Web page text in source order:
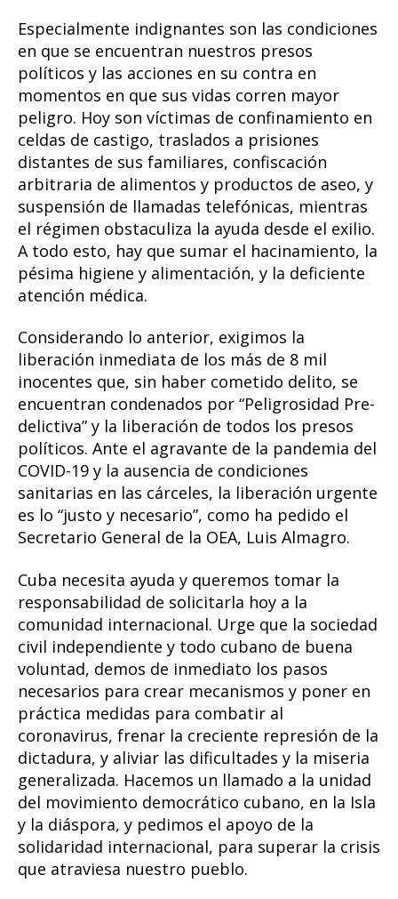
Especialmente indignantes son las condiciones
en que se encuentran nuestros presos
políticos y las acciones en su contra en
momentos en que sus vidas corren mayor
peligro. Hoy son víctimas de confinamiento en
celdas de castigo, traslados a prisiones
distantes de sus familiares, confiscación
arbitraria de alimentos y productos de aseo, y
suspensión de llamadas telefónicas, mientras
el régimen obstaculiza la ayuda desde el exilio.
A todo esto, hay que sumar el hacinamiento, la
pésima higiene y alimentación, y la deficiente
atención médica.
Considerando lo anterior, exigimos la
liberación inmediata de los más de 8 mil
inocentes que, sin haber cometido delito, se
encuentran condenados por “Peligrosidad Pre-
delictiva” y la liberación de todos los presos
políticos. Ante el agravante de la pandemia del
COVID-19 y la ausencia de condiciones
sanitarias en las cárceles, la liberación urgente
es lo “justo y necesario”, como ha pedido el
Secretario General de la OEA, Luis Almagro.
Cuba necesita ayuda y queremos tomar la
responsabilidad de solicitarla hoy a la
comunidad internacional. Urge que la sociedad
civil independiente y todo cubano de buena
voluntad, demos de inmediato los pasos
necesarios para crear mecanismos y poner en
práctica medidas para combatir al
coronavirus, frenar la creciente represión de la
dictadura, y aliviar las dificultades y la miseria
generalizada. Hacemos un llamado a la unidad
del movimiento democrático cubano, en la Isla
y la diáspora, y pedimos el apoyo de la
solidaridad internacional, para superar la crisis
que atraviesa nuestro pueblo.